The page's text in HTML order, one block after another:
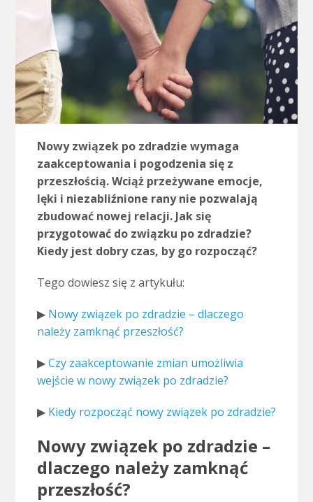
Nowy związek po zdradzie wymaga
zaakceptowania i pogodzenia się z
przeszłością. Wciąż przeżywane emocje,
lęki i niezabliźnione rany nie pozwalają
zbudować nowej relacji. Jak się
przygotować do związku po zdradzie?
Kiedy jest dobry czas, by go rozpocząć?
Tego dowiesz się z artykułu:
▶ Nowy związek po zdradzie – dlaczego
należy zamknąć przeszłość?
▶Czy zaakceptowanie zmian umożliwia
wejście w nowy związek po zdradzie?
▶ Kiedy rozpocząć nowy związek po zdradzie?
Nowy związek po zdradzie –
dlaczego należy zamknąć
przeszłość?